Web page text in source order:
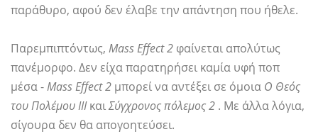
παράθυρο, αφού δεν έλαβε την απάντηση που ήθελε.
Παρεμπιπτόντως, Mass Effect 2 φαίνεται απολύτως
πανέμορφο. Δεν είχα παρατηρήσει καμία υφή ποπ
μέσα -Mass Effect 2 μπορεί να αντέξει σε όμοια Ο Θεός
του Πολέμου ΙΙΙκαιΣύγχρονος πόλεμος 2 . Με άλλα λόγια,
σίγουρα δεν θα απογοητεύσει.